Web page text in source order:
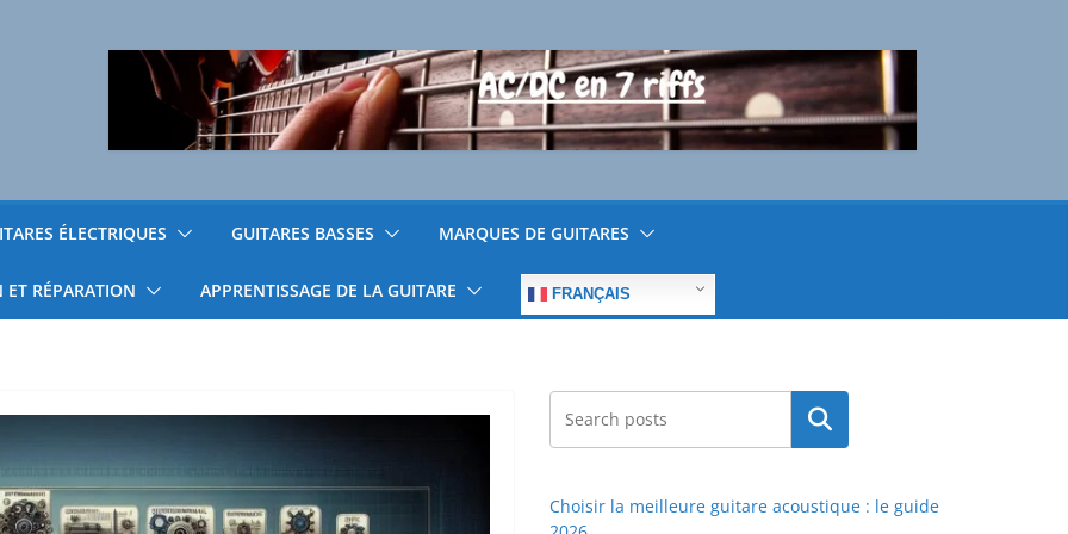
ÉLECTRIQUES GUITARES BASSES MARQUES DE GUITARES
ET RÉPARATION APPRENTISSAGE DE LA GUITARE FRANÇAIS
Rechercher
Choisir la meilleure guitare acoustique : le guide